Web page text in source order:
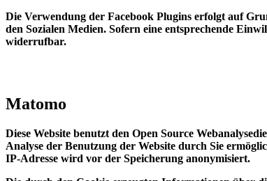
Die Verwendung der Facebook Plugins erfolgt auf
den Sozialen Medien. Sofern eine entsprechende
widerrufbar.
Matomo
Diese Website benutzt den Open Source
Analyse der Benutzung der Website durch Sie
IP-Adresse wird vor der Speicherung anonymisiert.